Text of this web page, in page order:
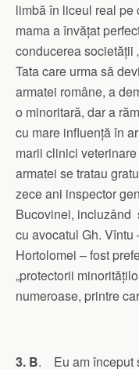
limbă în liceul real pe
mama a învățat
conducerea societății
Tata care urma să
armatei române, a
o minoritară, dar a
cu mare influență în
marii clinici
armatei se tratau
zece ani inspector
Bucovinei, incluzând
cu avocatul Gh.
Hortolomei – fost
„protectorii
numeroase, printre
3. B. Eu am început